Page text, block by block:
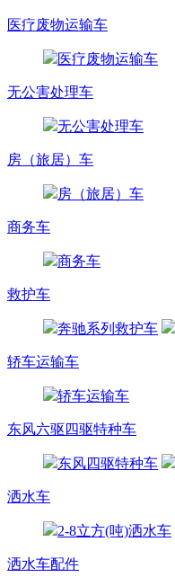
医疗废物运输车
医疗废物运输车
无公害处理车
无公害处理车
房（旅居）车
房（旅居）车
商务车
商务车
救护车
奔驰系列救护车
轿车运输车
轿车运输车
东风六驱四驱特种车
东风四驱特种车
洒水车
2-8立方(吨)洒水车
洒水车配件